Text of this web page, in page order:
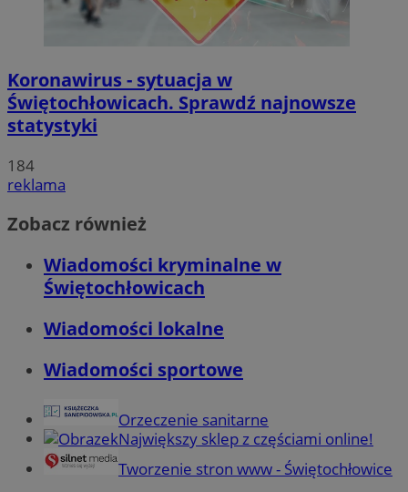
Koronawirus - sytuacja w
Świętochłowicach. Sprawdź najnowsze
statystyki
184
reklama
Zobacz również
Wiadomości kryminalne w
Świętochłowicach
Wiadomości lokalne
Wiadomości sportowe
Orzeczenie sanitarne
Największy sklep z częściami online!
Tworzenie stron www - Świętochłowice